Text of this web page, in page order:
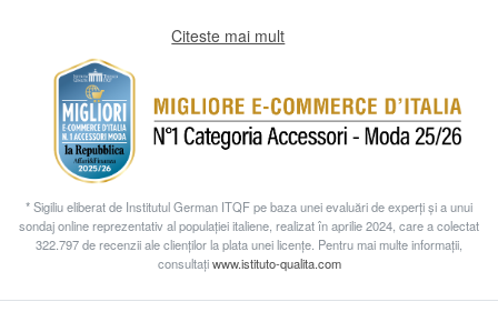
Citeste mai mult
* Sigiliu eliberat de Institutul German ITQF pe baza unei evaluări de experți și a unui
sondaj online reprezentativ al populației italiene, realizat în aprilie 2024, care a colectat
322.797 de recenzii ale clienților la plata unei licențe. Pentru mai multe informații,
consultațiwww.istituto-qualita.com